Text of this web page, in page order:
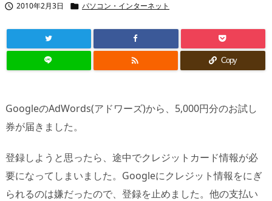
 2010年2月3日  パソコン・インターネット
 Copy
GoogleのAdWords(アドワーズ)から、5,000円分のお試し
券が届きました。
登録しようと思ったら、途中でクレジットカード情報が必
要になってしまいました。Googleにクレジット情報をにぎ
られるのは嫌だったので、登録を止めました。他の支払い